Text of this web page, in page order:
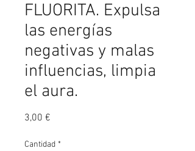
FLUORITA. Expulsa
las energías
negativas y malas
influencias, limpia
el aura.
3,00 €
Cantidad *